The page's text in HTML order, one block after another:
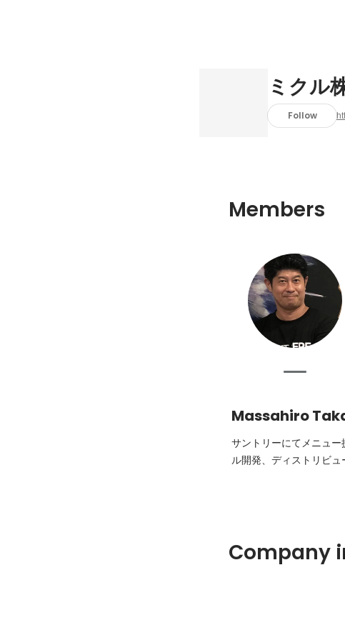
ミクル
Follow
Members
Massahiro
サントリーにてメニュ
ル開発、ディストリビ
Company